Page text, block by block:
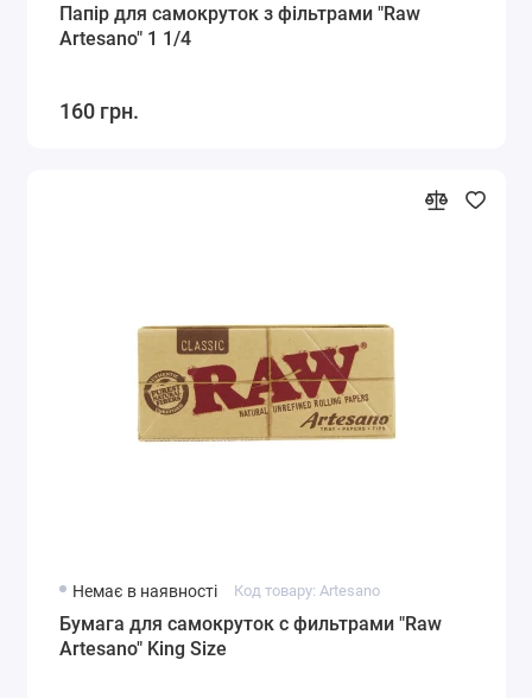
Папір для самокруток з фільтрами "Raw
Artesano" 1 1/4
160 грн.
Немає в наявності Код товару: Artesano
Бумага для самокруток с фильтрами "Raw
Artesano" King Size